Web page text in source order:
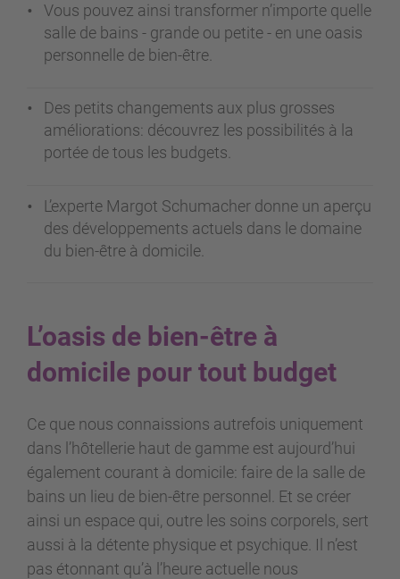
Vous pouvez ainsi transformer n’importe quelle
salle de bains - grande ou petite - en une oasis
personnelle de bien-être.
Des petits changements aux plus grosses
améliorations: découvrez les possibilités à la
portée de tous les budgets.
L’experte Margot Schumacher donne un aperçu
des développements actuels dans le domaine
du bien-être à domicile.
L’oasis de bien-être à
domicile pour tout budget
Ce que nous connaissions autrefois uniquement
dans l’hôtellerie haut de gamme est aujourd’hui
également courant à domicile: faire de la salle de
bains un lieu de bien-être personnel. Et se créer
ainsi un espace qui, outre les soins corporels, sert
aussi à la détente physique et psychique. Il n’est
pas étonnant qu’à l’heure actuelle nous